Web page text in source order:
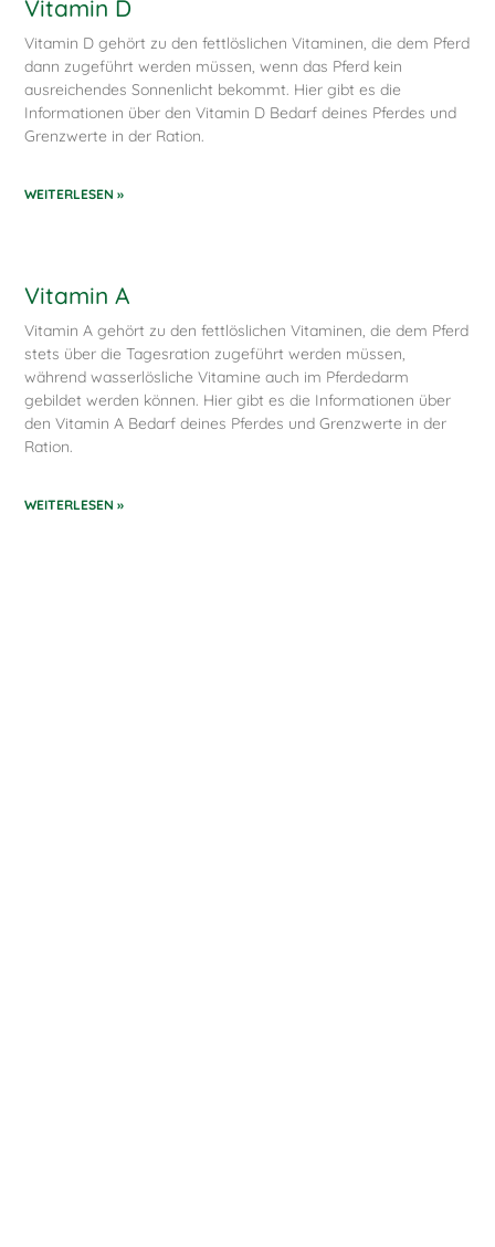
Vitamin D
Vitamin D gehört zu den fettlöslichen Vitaminen, die dem Pferd
dann zugeführt werden müssen, wenn das Pferd kein
ausreichendes Sonnenlicht bekommt. Hier gibt es die
Informationen über den Vitamin D Bedarf deines Pferdes und
Grenzwerte in der Ration.
WEITERLESEN »
Vitamin A
Vitamin A gehört zu den fettlöslichen Vitaminen, die dem Pferd
stets über die Tagesration zugeführt werden müssen,
während wasserlösliche Vitamine auch im Pferdedarm
gebildet werden können. Hier gibt es die Informationen über
den Vitamin A Bedarf deines Pferdes und Grenzwerte in der
Ration.
WEITERLESEN »